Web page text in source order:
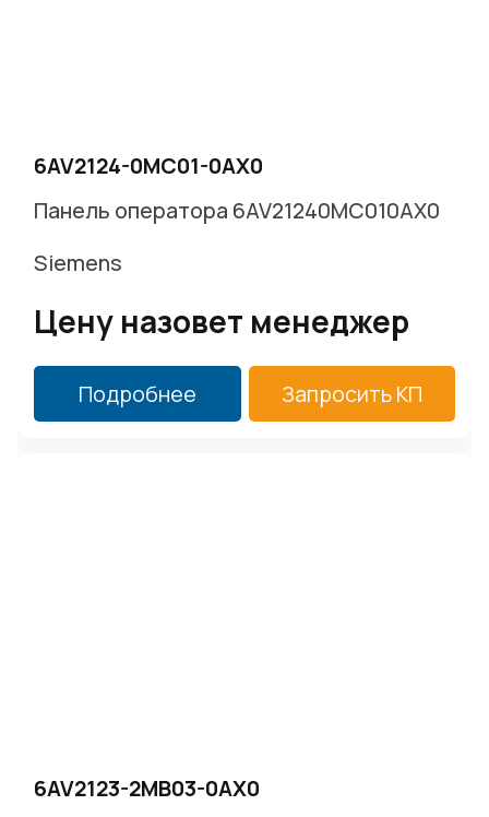
6AV2124-0MC01-0AX0
Панель оператора 6AV21240MC010AX0
Siemens
Цену назовет менеджер
Подробнее Запросить КП
6AV2123-2MB03-0AX0